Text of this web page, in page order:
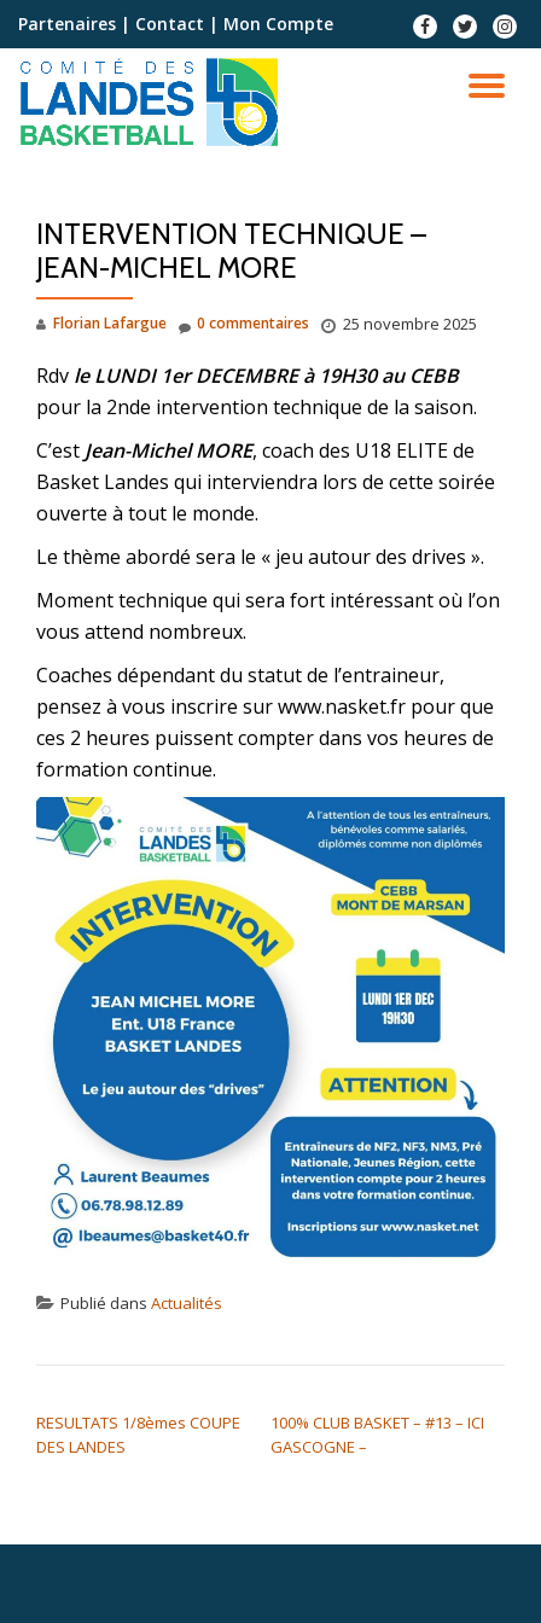
Aller
contenu
Partenaires | Contact | Mon Compte
INTERVENTION TECHNIQUE –
JEAN-MICHEL MORE
Florian Lafargue 25 novembre 2025
0 commentaires
Rdv le LUNDI 1er DECEMBRE à 19H30 au CEBB
pour la 2nde intervention technique de la saison.
C’est Jean-Michel MORE, coach des U18 ELITE de
Basket Landes qui interviendra lors de cette soirée
ouverte à tout le monde.
Le thème abordé sera le « jeu autour des drives ».
Moment technique qui sera fort intéressant où l’on
vous attend nombreux.
Coaches dépendant du statut de l’entraineur,
pensez à vous inscrire sur www.nasket.fr pour que
ces 2 heures puissent compter dans vos heures de
formation continue.
Publié dans Actualités
RESULTATS 1/8èmes COUPE
DES LANDES
100% CLUB BASKET – #13 – ICI
GASCOGNE –